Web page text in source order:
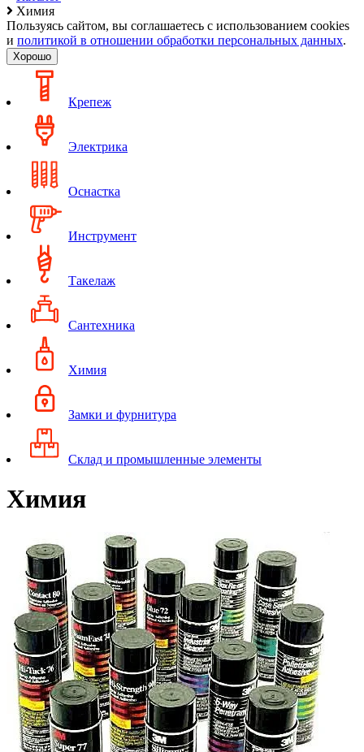
Химия
Пользуясь сайтом, вы соглашаетесь с использованием cookies
и политикой в отношении обработки персональных данных.
Хорошо
Крепеж
Электрика
Оснастка
Инструмент
Такелаж
Сантехника
Химия
Замки и фурнитура
Склад и промышленные элементы
Химия